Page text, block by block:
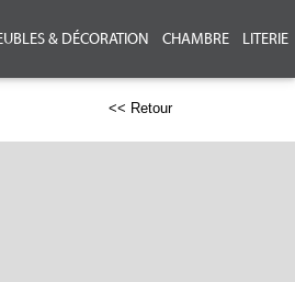
& DÉCORATION CHAMBRE LITERIE
<< Retour